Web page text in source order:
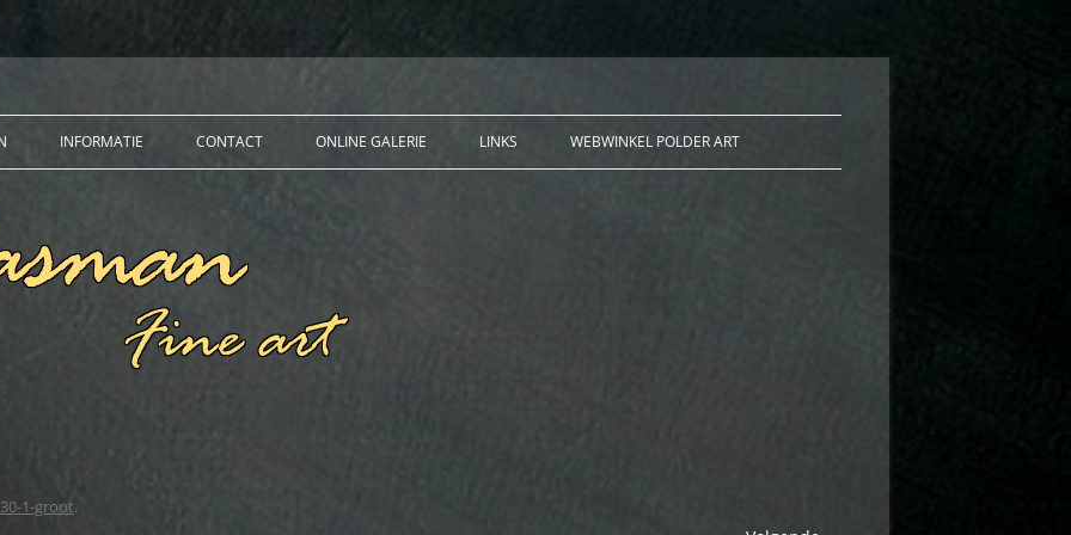
INFORMATIE
OPDRACHTEN
CONTACT ONLINE GALERIE LINKS WEBWINKEL POLDER ART
1-groot.